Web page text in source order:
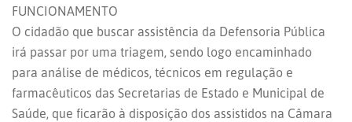
FUNCIONAMENTO
O cidadão que buscar assistência da Defensoria Pública
irá passar por uma triagem, sendo logo encaminhado
para análise de médicos, técnicos em regulação e
farmacêuticos das Secretarias de Estado e Municipal de
Saúde, que ficarão à disposição dos assistidos na Câmara